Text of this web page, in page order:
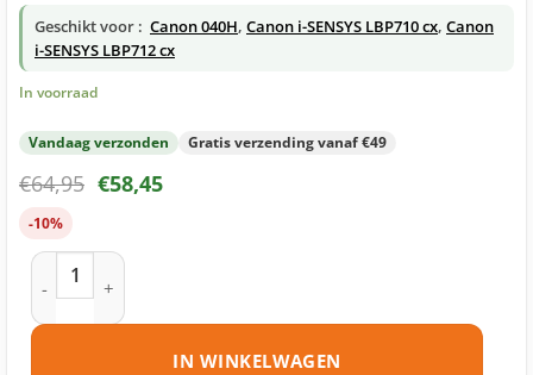
Geschikt voor : Canon 040H, Canon i-SENSYS LBP710 cx, Canon
i-SENSYS LBP712 cx
In voorraad
Vandaag verzonden Gratis verzending vanaf €49
€64,95 €58,45
-10%
Canon 040H toner zwart huismerk aantal
IN WINKELWAGEN